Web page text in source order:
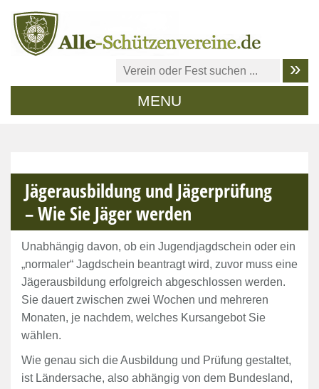
MENU
Jägerausbildung und Jägerprüfung
– Wie Sie Jäger werden
Unabhängig davon, ob ein Jugendjagdschein oder ein
„normaler“ Jagdschein beantragt wird, zuvor muss eine
Jägerausbildung erfolgreich abgeschlossen werden.
Sie dauert zwischen zwei Wochen und mehreren
Monaten, je nachdem, welches Kursangebot Sie
wählen.
Wie genau sich die Ausbildung und Prüfung gestaltet,
ist Ländersache, also abhängig von dem Bundesland,